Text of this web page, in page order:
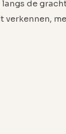
de
verkennen,